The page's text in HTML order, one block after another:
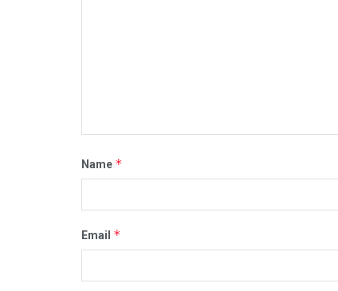
Name *
Email *